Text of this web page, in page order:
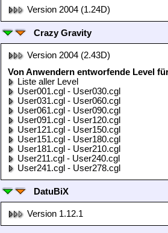
Version 2004 (1.24D)
Crazy Gravity
Version 2004 (2.43D)
Von Anwendern entworfende Level
Liste aller Level
User001.cgl - User030.cgl
User031.cgl - User060.cgl
User061.cgl - User090.cgl
User091.cgl - User120.cgl
User121.cgl - User150.cgl
User151.cgl - User180.cgl
User181.cgl - User210.cgl
User211.cgl - User240.cgl
User241.cgl - User278.cgl
DatuBiX
Version 1.12.1